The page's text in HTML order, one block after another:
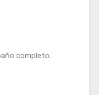
completo.